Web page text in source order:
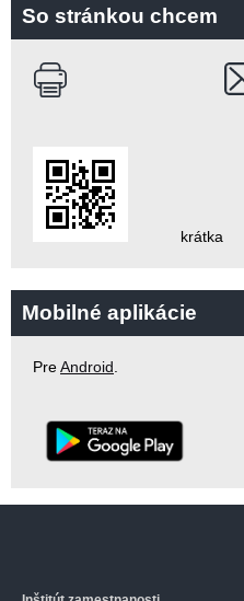
So stránkou chcem
krátka
Mobilné aplikácie
PreAndroid